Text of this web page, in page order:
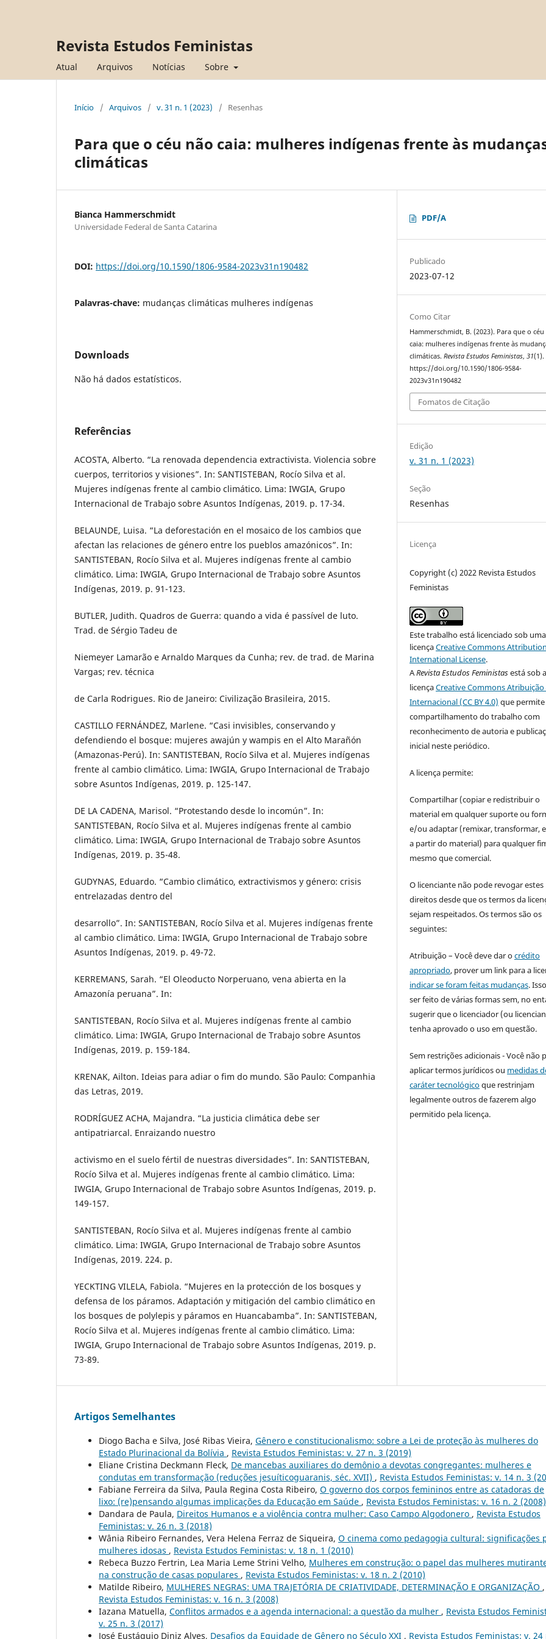
Revista Estudos Feministas
Atual Arquivos Notícias Sobre
Início / Arquivos / v. 31 n. 1 (2023) / Resenhas
Para que o céu não caia: mulheres indígenas frente às
climáticas
Bianca Hammerschmidt
Universidade Federal de Santa Catarina
DOI: https://doi.org/10.1590/1806-9584-2023v31n190482
Palavras-chave: mudanças climáticas mulheres indígenas
Downloads
Não há dados estatísticos.
Referências
ACOSTA, Alberto. “La renovada dependencia extractivista. Violencia sobre
cuerpos, territorios y visiones”. In: SANTISTEBAN, Rocío Silva et al.
Mujeres indígenas frente al cambio climático. Lima: IWGIA, Grupo
Internacional de Trabajo sobre Asuntos Indígenas, 2019. p. 17-34.
BELAUNDE, Luisa. “La deforestación en el mosaico de los cambios que
afectan las relaciones de género entre los pueblos amazónicos”. In:
SANTISTEBAN, Rocío Silva et al. Mujeres indígenas frente al cambio
climático. Lima: IWGIA, Grupo Internacional de Trabajo sobre Asuntos
Indígenas, 2019. p. 91-123.
BUTLER, Judith. Quadros de Guerra: quando a vida é passível de luto.
Trad. de Sérgio Tadeu de
Niemeyer Lamarão e Arnaldo Marques da Cunha; rev. de trad. de Marina
Vargas; rev. técnica
de Carla Rodrigues. Rio de Janeiro: Civilização Brasileira, 2015.
CASTILLO FERNÁNDEZ, Marlene. “Casi invisibles, conservando y
defendiendo el bosque: mujeres awajún y wampis en el Alto Marañón
(Amazonas-Perú). In: SANTISTEBAN, Rocío Silva et al. Mujeres indígenas
frente al cambio climático. Lima: IWGIA, Grupo Internacional de Trabajo
sobre Asuntos Indígenas, 2019. p. 125-147.
DE LA CADENA, Marisol. “Protestando desde lo incomún”. In:
SANTISTEBAN, Rocío Silva et al. Mujeres indígenas frente al cambio
climático. Lima: IWGIA, Grupo Internacional de Trabajo sobre Asuntos
Indígenas, 2019. p. 35-48.
GUDYNAS, Eduardo. “Cambio climático, extractivismos y género: crisis
entrelazadas dentro del
desarrollo”. In: SANTISTEBAN, Rocío Silva et al. Mujeres indígenas frente
al cambio climático. Lima: IWGIA, Grupo Internacional de Trabajo sobre
Asuntos Indígenas, 2019. p. 49-72.
KERREMANS, Sarah. “El Oleoducto Norperuano, vena abierta en la
Amazonía peruana”. In:
SANTISTEBAN, Rocío Silva et al. Mujeres indígenas frente al cambio
climático. Lima: IWGIA, Grupo Internacional de Trabajo sobre Asuntos
Indígenas, 2019. p. 159-184.
KRENAK, Ailton. Ideias para adiar o fim do mundo. São Paulo: Companhia
das Letras, 2019.
RODRÍGUEZ ACHA, Majandra. “La justicia climática debe ser
antipatriarcal. Enraizando nuestro
activismo en el suelo fértil de nuestras diversidades”. In: SANTISTEBAN,
Rocío Silva et al. Mujeres indígenas frente al cambio climático. Lima:
IWGIA, Grupo Internacional de Trabajo sobre Asuntos Indígenas, 2019. p.
149-157.
SANTISTEBAN, Rocío Silva et al. Mujeres indígenas frente al cambio
climático. Lima: IWGIA, Grupo Internacional de Trabajo sobre Asuntos
Indígenas, 2019. 224. p.
YECKTING VILELA, Fabiola. “Mujeres en la protección de los bosques y
defensa de los páramos. Adaptación y mitigación del cambio climático en
los bosques de polylepis y páramos en Huancabamba”. In: SANTISTEBAN,
Rocío Silva et al. Mujeres indígenas frente al cambio climático. Lima:
IWGIA, Grupo Internacional de Trabajo sobre Asuntos Indígenas, 2019. p.
73-89.
PDF/A
Publicado
2023-07-12
Como Citar
Hammerschmidt, B. (2023). Para que o céu
caia: mulheres indígenas frente às
climáticas.Revista Estudos Feministas,31(1).
https://doi.org/10.1590/1806-9584-
2023v31n190482
Fomatos de Citação
Edição
v. 31 n. 1 (2023)
Seção
Resenhas
Licença
Copyright (c) 2022 Revista Estudos
Feministas
Este trabalho está licenciado sob uma
licençaCreative Commons
International License.
ARevista Estudos Feministasestá sob a
licençaCreative Commons Atribuição
Internacional (CC BY 4.0) que
compartilhamento do trabalho com
reconhecimento de autoria e
inicial neste periódico.
A licença permite:
Compartilhar (copiar e redistribuir o
material em qualquer suporte ou
e/ou adaptar (remixar, transformar,
a partir do material) para qualquer
mesmo que comercial.
O licenciante não pode revogar estes
direitos desde que os termos da
sejam respeitados. Os termos são os
seguintes:
Atribuição – Você deve dar ocrédito
apropriado, prover um link para a
indicar se foram feitas mudanças.
ser feito de várias formas sem, no
sugerir que o licenciador (ou
tenha aprovado o uso em questão.
Sem restrições adicionais - Você não
aplicar termos jurídicos ou medidas
caráter tecnológicoque restrinjam
legalmente outros de fazerem algo
permitido pela licença.
Artigos Semelhantes
Diogo Bacha e Silva, José Ribas Vieira, Gênero e constitucionalismo: sobre a Lei de proteção às mulheres do
Estado Plurinacional da Bolívia , Revista Estudos Feministas: v. 27 n. 3 (2019)
Eliane Cristina Deckmann Fleck, De mancebas auxiliares do demônio a devotas congregantes: mulheres e
condutas em transformação (reduções jesuíticoguaranis, séc. XVII) , Revista Estudos Feministas: v. 14 n. 3
Fabiane Ferreira da Silva, Paula Regina Costa Ribeiro, O governo dos corpos femininos entre as catadoras de
lixo: (re)pensando algumas implicações da Educação em Saúde , Revista Estudos Feministas: v. 16 n. 2 (2008)
Dandara de Paula, Direitos Humanos e a violência contra mulher: Caso Campo Algodonero , Revista Estudos
Feministas: v. 26 n. 3 (2018)
Wânia Ribeiro Fernandes, Vera Helena Ferraz de Siqueira, O cinema como pedagogia cultural: significações
mulheres idosas , Revista Estudos Feministas: v. 18 n. 1 (2010)
Rebeca Buzzo Fertrin, Lea Maria Leme Strini Velho, Mulheres em construção: o papel das mulheres
na construção de casas populares , Revista Estudos Feministas: v. 18 n. 2 (2010)
Matilde Ribeiro, MULHERES NEGRAS: UMA TRAJETÓRIA DE CRIATIVIDADE, DETERMINAÇÃO E ORGANIZAÇÃO ,
Revista Estudos Feministas: v. 16 n. 3 (2008)
Iazana Matuella, Conflitos armados e a agenda internacional: a questão da mulher , Revista Estudos
v. 25 n. 3 (2017)
José Eustáquio Diniz Alves, Desafios da Equidade de Gênero no Século XXI , Revista Estudos Feministas: v. 24